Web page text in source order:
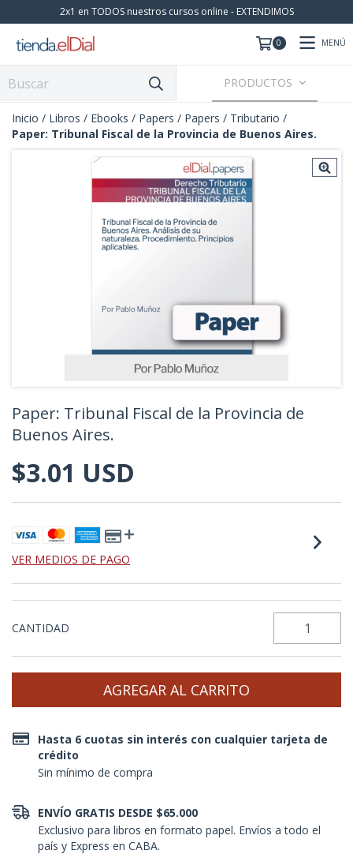
2x1 en TODOS nuestros cursos online - EXTENDIMOS
0 MENÚ
PRODUCTOS
Inicio / Libros / Ebooks / Papers / Papers / Tributario /
Paper: Tribunal Fiscal de la Provincia de Buenos Aires.
Paper: Tribunal Fiscal de la Provincia de
Buenos Aires.
$3.01 USD
VER MEDIOS DE PAGO
CANTIDAD
Hasta 6 cuotas sin interés con cualquier tarjeta de
crédito
Sin mínimo de compra
ENVÍO GRATIS DESDE $65.000
Exclusivo para libros en formato papel. Envíos a todo el
país y Express en CABA.